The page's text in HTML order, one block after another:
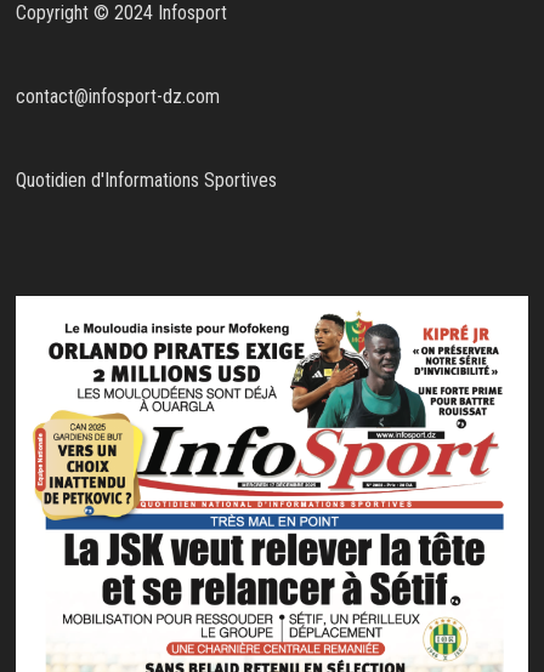
Copyright © 2024 Infosport
contact@infosport-dz.com
Quotidien d'Informations Sportives